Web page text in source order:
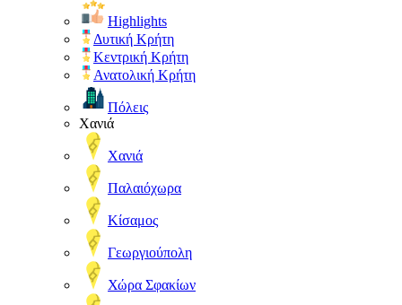
Highlights
Δυτική Κρήτη
Κεντρική Κρήτη
Ανατολική Κρήτη
Πόλεις
Χανιά
Χανιά
Παλαιόχωρα
Κίσαμος
Γεωργιούπολη
Χώρα Σφακίων